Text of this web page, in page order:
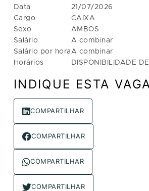
Data
Cargo
Sexo
Salário
Salário por hora
Horários
21/07/2026
CAIXA
AMBOS
A combinar
A combinar
DISPONIBILIDADE
INDIQUE ESTA
COMPARTILHAR
COMPARTILHAR
COMPARTILHAR
COMPARTILHAR